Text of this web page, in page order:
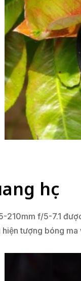
học
210mm f/5-7.1
tượng bóng ma